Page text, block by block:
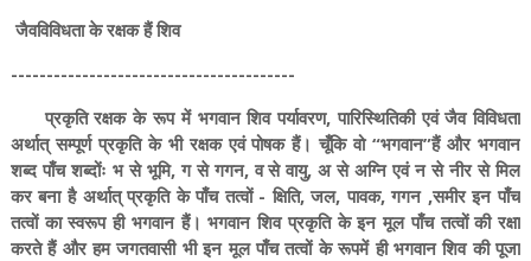
जैवविविधता के रक्षक हैं शिव
----------------------------------------
प्रकृति रक्षक के रूप में भगवान शिव पर्यावरण, पारिस्थितिकी एवं जैव विविधता
अर्थात् सम्पूर्ण प्रकृति के भी रक्षक एवं पोषक हैं। चूँकि वो “भगवान”हैं और भगवान
शब्द पाँच शब्दोंः भ से भूमि, ग से गगन, व से वायु, अ से अग्नि एवं न से नीर से मिल
कर बना है अर्थात् प्रकृति के पाँच तत्वों - क्षिति, जल, पावक, गगन ,समीर इन पाँच
तत्वों का स्वरूप ही भगवान हैं। भगवान शिव प्रकृति के इन मूल पाँच तत्वों की रक्षा
करते हैं और हम जगतवासी भी इन मूल पाँच तत्वों के रूपमें ही भगवान शिव की पूजा